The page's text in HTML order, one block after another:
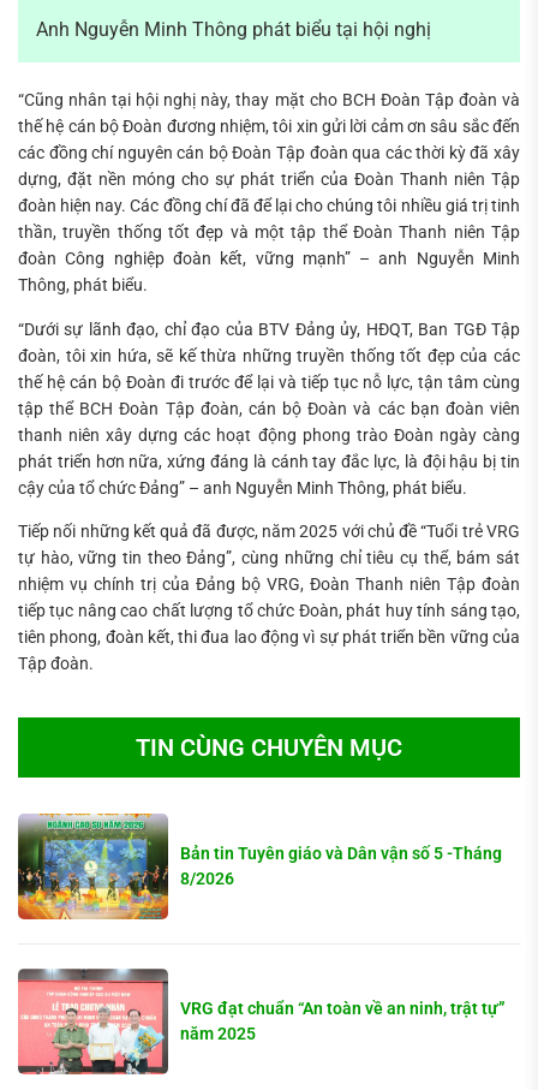
Anh Nguyễn Minh Thông phát biểu tại hội nghị
“Cũng nhân tại hội nghị này, thay mặt cho BCH Đoàn Tập đoàn và
thế hệ cán bộ Đoàn đương nhiệm, tôi xin gửi lời cảm ơn sâu sắc đến
các đồng chí nguyên cán bộ Đoàn Tập đoàn qua các thời kỳ đã xây
dựng, đặt nền móng cho sự phát triển của Đoàn Thanh niên Tập
đoàn hiện nay. Các đồng chí đã để lại cho chúng tôi nhiều giá trị tinh
thần, truyền thống tốt đẹp và một tập thể Đoàn Thanh niên Tập
đoàn Công nghiệp đoàn kết, vững mạnh” – anh Nguyễn Minh
Thông, phát biểu.
“Dưới sự lãnh đạo, chỉ đạo của BTV Đảng ủy, HĐQT, Ban TGĐ Tập
đoàn, tôi xin hứa, sẽ kế thừa những truyền thống tốt đẹp của các
thế hệ cán bộ Đoàn đi trước để lại và tiếp tục nỗ lực, tận tâm cùng
tập thể BCH Đoàn Tập đoàn, cán bộ Đoàn và các bạn đoàn viên
thanh niên xây dựng các hoạt động phong trào Đoàn ngày càng
phát triển hơn nữa, xứng đáng là cánh tay đắc lực, là đội hậu bị tin
cậy của tổ chức Đảng” – anh Nguyễn Minh Thông, phát biểu.
Tiếp nối những kết quả đã được, năm 2025 với chủ đề “Tuổi trẻ VRG
tự hào, vững tin theo Đảng”, cùng những chỉ tiêu cụ thể, bám sát
nhiệm vụ chính trị của Đảng bộ VRG, Đoàn Thanh niên Tập đoàn
tiếp tục nâng cao chất lượng tổ chức Đoàn, phát huy tính sáng tạo,
tiên phong, đoàn kết, thi đua lao động vì sự phát triển bền vững của
Tập đoàn.
TIN CÙNG CHUYÊN MỤC
Bản tin Tuyên giáo và Dân vận số 5 -Tháng
8/2026
VRG đạt chuẩn “An toàn về an ninh, trật tự”
năm 2025